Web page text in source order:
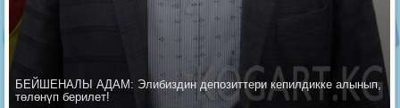
БЕЙШЕНАЛЫ АДАМ: Элибиздин депозиттери кепилдикке алынып,
төлөнүп берилет!